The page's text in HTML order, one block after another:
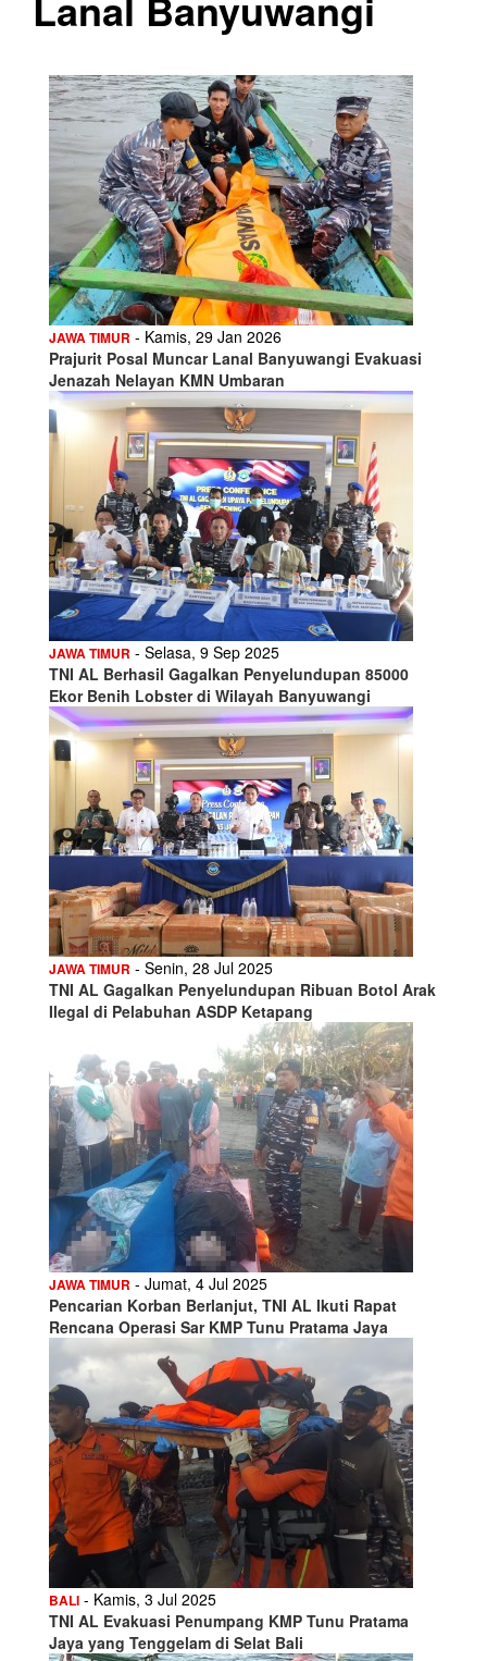
JAWA TIMUR - Kamis, 29 Jan 2026
Prajurit Posal Muncar Lanal Banyuwangi Evakuasi
Jenazah Nelayan KMN Umbaran
JAWA TIMUR - Selasa, 9 Sep 2025
TNI AL Berhasil Gagalkan Penyelundupan 85000
Ekor Benih Lobster di Wilayah Banyuwangi
JAWA TIMUR - Senin, 28 Jul 2025
TNI AL Gagalkan Penyelundupan Ribuan Botol Arak
Ilegal di Pelabuhan ASDP Ketapang
JAWA TIMUR - Jumat, 4 Jul 2025
Pencarian Korban Berlanjut, TNI AL Ikuti Rapat
Rencana Operasi Sar KMP Tunu Pratama Jaya
BALI - Kamis, 3 Jul 2025
TNI AL Evakuasi Penumpang KMP Tunu Pratama
Jaya yang Tenggelam di Selat Bali